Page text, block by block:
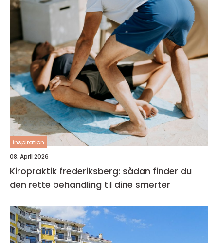
inspiration
08. April 2026
Kiropraktik frederiksberg: sådan finder du
den rette behandling til dine smerter